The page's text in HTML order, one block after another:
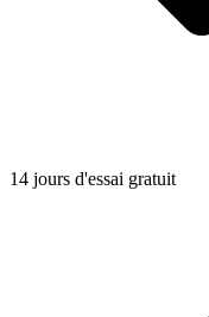
14 jours d'essai gratuit